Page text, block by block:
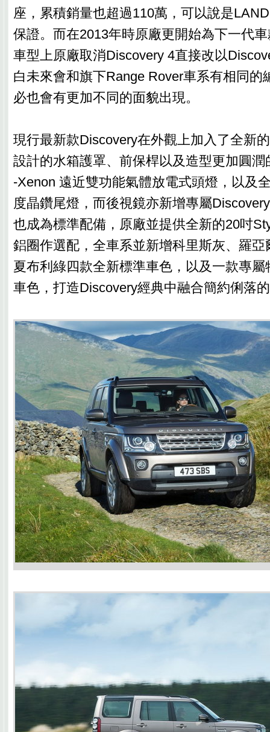
座，累積銷量也超過110萬，可以說是
保證。而在2013年時原廠更開始為下一代
車型上原廠取消Discovery 4直接改以
白未來會和旗下Range Rover車系有相同的
必也會有更加不同的面貌出現。
現行最新款Discovery在外觀上加入了全新
設計的水箱護罩、前保桿以及造型更加圓
-Xenon 遠近雙功能氣體放電式頭燈，以及
度晶鑽尾燈，而後視鏡亦新增專屬
也成為標準配備，原廠並提供全新的20吋
鋁圈作選配，全車系並新增科里斯灰、羅
夏布利綠四款全新標準車色，以及一款專
車色，打造Discovery經典中融合簡約俐落